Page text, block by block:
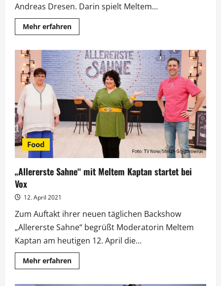
Andreas Dresen. Darin spielt Meltem...
Mehr erfahrenMehr
Informationen
Film
mit
Meltem
Kaptan
in
den
USA
abgedreht
Food
„Allererste Sahne“ mit Meltem Kaptan startet bei
Vox
12. April 2021
Zum Auftakt ihrer neuen täglichen Backshow
„Allererste Sahne“ begrüßt Moderatorin Meltem
Kaptan am heutigen 12. April die...
Mehr erfahrenMehr
Informationen